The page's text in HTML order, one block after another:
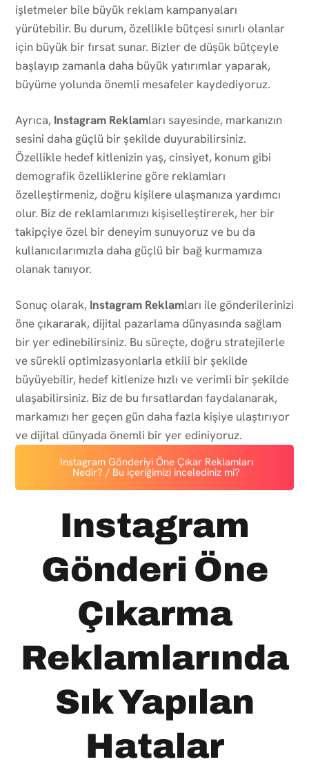
işletmeler bile büyük reklam kampanyaları
yürütebilir. Bu durum, özellikle bütçesi sınırlı olanlar
için büyük bir fırsat sunar. Bizler de düşük bütçeyle
başlayıp zamanla daha büyük yatırımlar yaparak,
büyüme yolunda önemli mesafeler kaydediyoruz.
Ayrıca, Instagram Reklamları sayesinde, markanızın
sesini daha güçlü bir şekilde duyurabilirsiniz.
Özellikle hedef kitlenizin yaş, cinsiyet, konum gibi
demografik özelliklerine göre reklamları
özelleştirmeniz, doğru kişilere ulaşmanıza yardımcı
olur. Biz de reklamlarımızı kişiselleştirerek, her bir
takipçiye özel bir deneyim sunuyoruz ve bu da
kullanıcılarımızla daha güçlü bir bağ kurmamıza
olanak tanıyor.
Sonuç olarak, Instagram Reklamları ile gönderilerinizi
öne çıkararak, dijital pazarlama dünyasında sağlam
bir yer edinebilirsiniz. Bu süreçte, doğru stratejilerle
ve sürekli optimizasyonlarla etkili bir şekilde
büyüyebilir, hedef kitlenize hızlı ve verimli bir şekilde
ulaşabilirsiniz. Biz de bu fırsatlardan faydalanarak,
markamızı her geçen gün daha fazla kişiye ulaştırıyor
ve dijital dünyada önemli bir yer ediniyoruz.
Instagram Gönderiyi Öne Çıkar Reklamları
Nedir? / Bu içeriğimizi incelediniz mi?
Instagram
Gönderi Öne
Çıkarma
Reklamlarında
Sık Yapılan
Hatalar